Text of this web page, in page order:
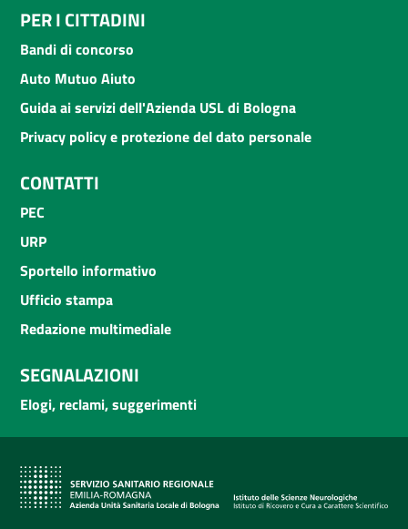
PER I CITTADINI
Bandi di concorso
Auto Mutuo Aiuto
Guida ai servizi dell'Azienda USL di Bologna
Privacy policy e protezione del dato personale
CONTATTI
PEC
URP
Sportello informativo
Ufficio stampa
Redazione multimediale
SEGNALAZIONI
Elogi, reclami, suggerimenti